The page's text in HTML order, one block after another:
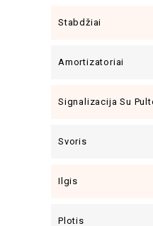
Stabdžiai
Amortizatoriai
Signalizacija Su
Svoris
Ilgis
Plotis